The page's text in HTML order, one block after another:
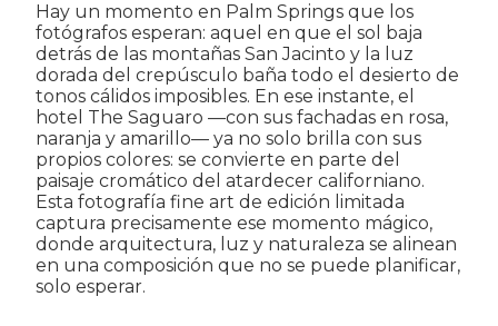
Hay un momento en Palm Springs que los
fotógrafos esperan: aquel en que el sol baja
detrás de las montañas San Jacinto y la luz
dorada del crepúsculo baña todo el desierto de
tonos cálidos imposibles. En ese instante, el
hotel The Saguaro —con sus fachadas en rosa,
naranja y amarillo— ya no solo brilla con sus
propios colores: se convierte en parte del
paisaje cromático del atardecer californiano.
Esta fotografía fine art de edición limitada
captura precisamente ese momento mágico,
donde arquitectura, luz y naturaleza se alinean
en una composición que no se puede planificar,
solo esperar.